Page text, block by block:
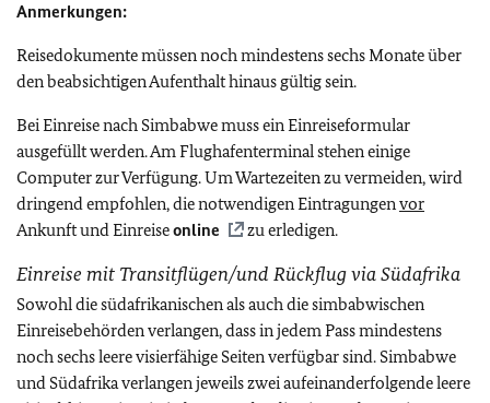
Anmerkungen:
Reisedokumente müssen noch mindestens sechs Monate über
den beabsichtigen Aufenthalt hinaus gültig sein.
Bei Einreise nach Simbabwe muss ein Einreiseformular
ausgefüllt werden. Am Flughafenterminal stehen einige
Computer zur Verfügung. Um Wartezeiten zu vermeiden, wird
dringend empfohlen, die notwendigen Eintragungenvor
Ankunft und Einreiseonline zu erledigen.
Einreise mit Transitflügen/und Rückflug via Südafrika
Sowohl die südafrikanischen als auch die simbabwischen
Einreisebehörden verlangen, dass in jedem Pass mindestens
noch sechs leere visierfähige Seiten verfügbar sind. Simbabwe
und Südafrika verlangen jeweils zwei aufeinanderfolgende leere